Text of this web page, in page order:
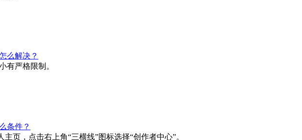
么解决？
有严格限制。
条件？
页，点击右上角“三横线”图标选择“创作者中心”。